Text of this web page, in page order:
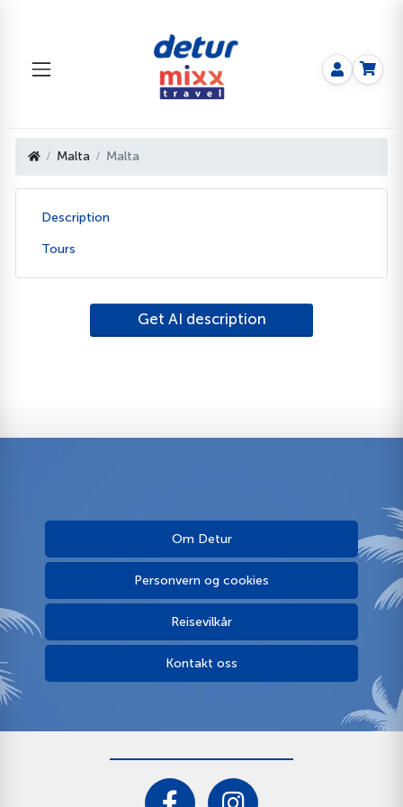
Malta Malta
Description
Tours
Get AI description
Om Detur
Personvern og cookies
Reisevilkår
Kontakt oss